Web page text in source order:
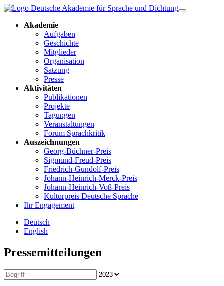
Akademie
Aufgaben
Geschichte
Mitglieder
Organisation
Satzung
Presse
Aktivitäten
Publikationen
Projekte
Tagungen
Veranstaltungen
Forum Sprachkritik
Auszeichnungen
Georg-Büchner-Preis
Sigmund-Freud-Preis
Friedrich-Gundolf-Preis
Johann-Heinrich-Merck-Preis
Johann-Heinrich-Voß-Preis
Kulturpreis Deutsche Sprache
Ihr Engagement
Deutsch
English
Presse­mitteilungen